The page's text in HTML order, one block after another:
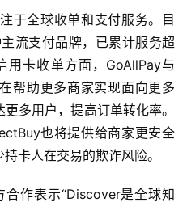
于全球收单和支付服务。目
流支付品牌，已累计服务超
用卡收单方面，GoAllPay与
帮助更多商家实现面向更多
多用户，提高订单转化率。
也将提供给商家更安全
卡人在交易的欺诈风险。
合作表示“Discover是全球知